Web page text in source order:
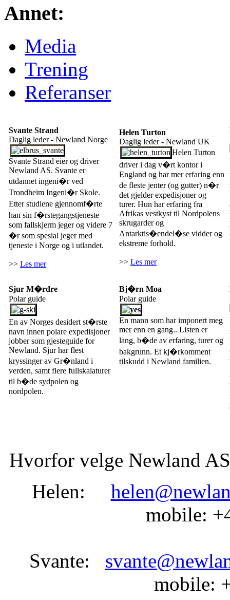
Annet:
Media
Trening
Referanser
Svante Strand
Daglig leder - Newland Norge
Svante Strand eier og driver
Newland AS. Svante er
utdannet ingeni�r ved
Trondheim Ingeni�r Skole.
Etter studiene gjennomf�rte
han sin f�rstegangstjeneste
som fallskjerm jeger og videre 7
�r som spesial jeger med
tjeneste i Norge og i utlandet.
>> Les mer
Helen Turton
Daglig leder - Newland UK
Helen Turton
driver i dag v�rt kontor i
England og har mer erfaring enn
de fleste jenter (og gutter) n�r
det gjelder expedisjoner og
turer. Hun har erfaring fra
Afrikas vestkyst til Nordpolens
skrugarder og
Antarktis�endel�se vidder og
ekstreme forhold.
>> Les mer
Sjur M�rdre
Polar guide
En av Norges desidert st�rste
navn innen polare expedisjoner
jobber som gjesteguide for
Newland. Sjur har flest
kryssinger av Gr�nland i
verden, samt flere fullskalaturer
til b�de sydpolen og
nordpolen.
Bj�rn Moa
Polar guide
En mann som har imponert meg
mer enn en gang.. Listen er
lang, b�de av erfaring, turer og
bakgrunn. Et kj�rkomment
tilskudd i Newland familien.
Hvorfor velge Newland
Helen:
mobile:
Svante:
mobile: